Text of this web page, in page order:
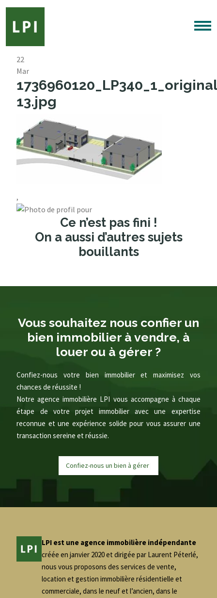
22
Mar
13.jpg
,
Ce n’est pas fini !
On a aussi d’autres sujets
bouillants
Vous souhaitez nous confier un
bien immobilier à vendre, à
louer ou à gérer ?
Confiez-nous votre bien immobilier et maximisez vos
chances de réussite !
Notre agence immobilière LPI vous accompagne à chaque
étape de votre projet immobilier avec une expertise
reconnue et une expérience solide pour vous assurer une
transaction sereine et réussie.
Confiez-nous un bien à gérer
LPI est une agence immobilière indépendante
créée en janvier 2020 et dirigée par Laurent Péterlé,
nous vous proposons des services de vente,
location et gestion immobilière résidentielle et
commerciale, dans le neuf et l’ancien, dans le